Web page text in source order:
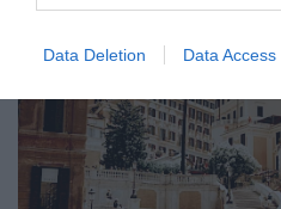
Data Deletion Data Access